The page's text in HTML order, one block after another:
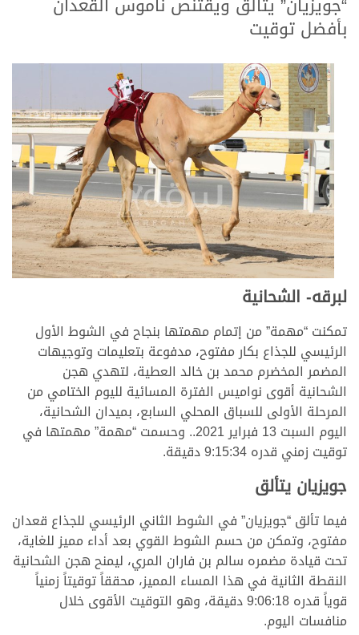
بأفضل توقيت
لبرقه- الشحانية
تمكنت “مهمة” من إتمام مهمتها بنجاح في الشوط الأول
الرئيسي للجذاع بكار مفتوح، مدفوعة بتعليمات وتوجيهات
المضمر المخضرم محمد بن خالد العطية، لتهدي هجن
الشحانية أقوى نواميس الفترة المسائية لليوم الختامي من
المرحلة الأولى للسباق المحلي السابع، بميدان الشحانية،
اليوم السبت 13 فبراير 2021.. وحسمت “مهمة” مهمتها في
توقيت زمني قدره 9:15:34 دقيقة.
جويزيان يتألق
فيما تألق “جويزيان” في الشوط الثاني الرئيسي للجذاع قعدان
مفتوح، وتمكن من حسم الشوط القوي بعد أداء مميز للغاية،
تحت قيادة مضمره سالم بن فاران المري، ليمنح هجن الشحانية
النقطة الثانية في هذا المساء المميز، محققاً توقيتاً زمنياً
قوياً قدره 9:06:18 دقيقة، وهو التوقيت الأقوى خلال
منافسات اليوم.